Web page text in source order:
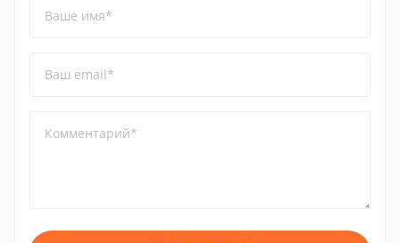
Ваше имя*
Ваш email*
Комментарий*